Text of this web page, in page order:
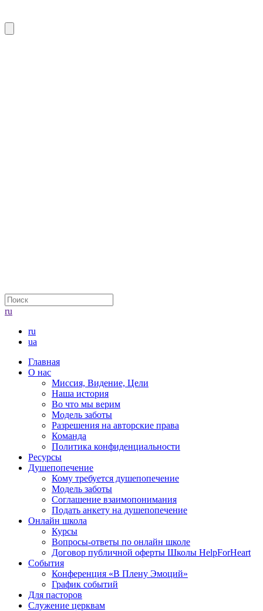
ru
ru
ua
Главная
О нас
Миссия, Видение, Цели
Наша история
Во что мы верим
Модель заботы
Разрешения на авторские права
Команда
Политика конфиденциальности
Ресурсы
Душепопечение
Кому требуется душепопечение
Модель заботы
Соглашение взаимопонимания
Подать анкету на душепопечение
Онлайн школа
Курсы
Вопросы-ответы по онлайн школе
Договор публичной оферты Школы HelpForHeart
События
Конференция «В Плену Эмоций»
График событий
Для пасторов
Служение церквам